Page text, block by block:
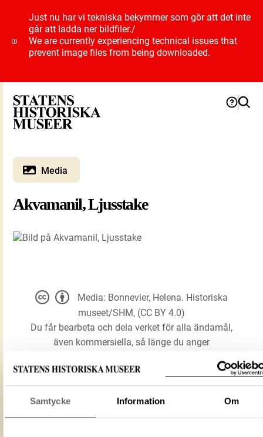
Samtycke Information Om
Just nu har vi tekniska bekymmer som gör att det inte
går att ladda ner bildfiler./
We are currently experiencing technical issues that
prevent image files from being downloaded.
Media
Akvamanil, Ljusstake
Media: Bonnevier, Helena. Historiska
museet/SHM, (CC BY 4.0)
Du får bearbeta och dela verket för alla ändamål,
även kommersiella, så länge du anger
LADDA NER MEDIA